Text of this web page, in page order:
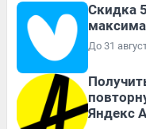
Скидка
До 31
Яндекс